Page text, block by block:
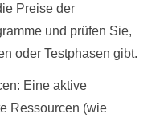
Preise der
und prüfen Sie,
oder Testphasen gibt.
Eine aktive
Ressourcen (wie